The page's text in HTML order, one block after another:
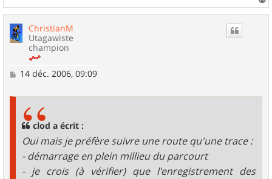
a
ChristianM
Utagawiste
champion
M14 déc. 2006, 09:09
clod a écrit :
Oui mais je préfère suivre une route qu'une trace :
- démarrage en plein millieu du parcourt
- je crois (à vérifier) que l'enregistrement des